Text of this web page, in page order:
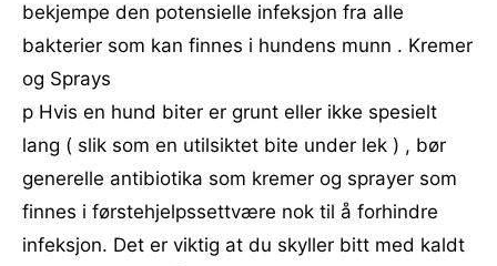
bekjempe den potensielle infeksjon fra alle
bakterier som kan finnes i hundens munn . Kremer
og Sprays
p Hvis en hund biter er grunt eller ikke spesielt
lang ( slik som en utilsiktet bite under lek ) , bør
generelle antibiotika som kremer og sprayer som
finnes i førstehjelpssettvære nok til å forhindre
infeksjon. Det er viktig at du skyller bitt med kaldt